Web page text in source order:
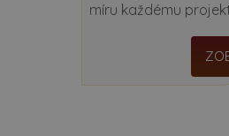
míru každému